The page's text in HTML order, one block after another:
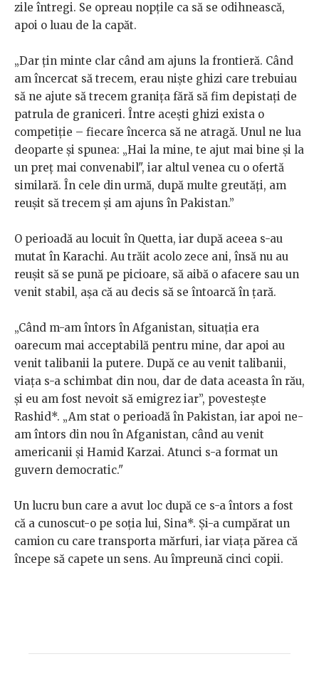
zile întregi. Se opreau nopțile ca să se odihnească,
apoi o luau de la capăt.
„Dar țin minte clar când am ajuns la frontieră. Când
am încercat să trecem, erau niște ghizi care trebuiau
să ne ajute să trecem granița fără să fim depistați de
patrula de graniceri. Între acești ghizi exista o
competiție – fiecare încerca să ne atragă. Unul ne lua
deoparte și spunea: „Hai la mine, te ajut mai bine și la
un preț mai convenabil", iar altul venea cu o ofertă
similară. În cele din urmă, după multe greutăți, am
reușit să trecem și am ajuns în Pakistan.”
O perioadă au locuit în Quetta, iar după aceea s-au
mutat în Karachi. Au trăit acolo zece ani, însă nu au
reușit să se pună pe picioare, să aibă o afacere sau un
venit stabil, așa că au decis să se întoarcă în țară.
„Când m-am întors în Afganistan, situația era
oarecum mai acceptabilă pentru mine, dar apoi au
venit talibanii la putere. După ce au venit talibanii,
viața s-a schimbat din nou, dar de data aceasta în rău,
și eu am fost nevoit să emigrez iar”, povestește
Rashid*. „Am stat o perioadă în Pakistan, iar apoi ne-
am întors din nou în Afganistan, când au venit
americanii și Hamid Karzai. Atunci s-a format un
guvern democratic."
Un lucru bun care a avut loc după ce s-a întors a fost
că a cunoscut-o pe soția lui, Sina*. Și-a cumpărat un
camion cu care transporta mărfuri, iar viața părea că
începe să capete un sens. Au împreună cinci copii.